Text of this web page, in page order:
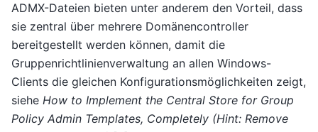
ADMX-Dateien bieten unter anderem den Vorteil, dass
sie zentral über mehrere Domänencontroller
bereitgestellt werden können, damit die
Gruppenrichtlinienverwaltung an allen Windows-
Clients die gleichen Konfigurationsmöglichkeiten zeigt,
siehe How to Implement the Central Store for Group
Policy Admin Templates, Completely (Hint: Remove